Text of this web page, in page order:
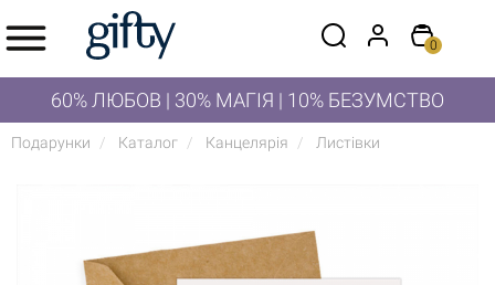
0
60% ЛЮБОВ | 30% МАГІЯ | 10% БЕЗУМСТВО
Подарунки Каталог Канцелярія Листівки